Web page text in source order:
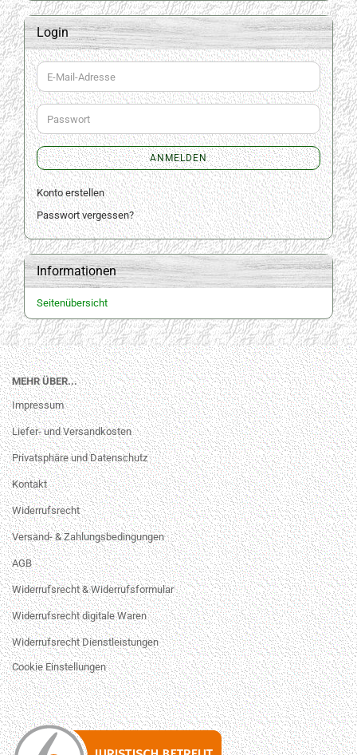
Login
E-
Mail-
Adresse
Passwort
ANMELDEN
Konto erstellen
Passwort vergessen?
Informationen
Seitenübersicht
MEHR ÜBER...
Impressum
Liefer- und Versandkosten
Privatsphäre und Datenschutz
Kontakt
Widerrufsrecht
Versand- & Zahlungsbedingungen
AGB
Widerrufsrecht & Widerrufsformular
Widerrufsrecht digitale Waren
Widerrufsrecht Dienstleistungen
Cookie Einstellungen